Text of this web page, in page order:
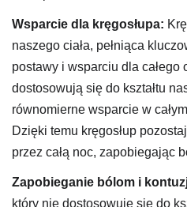
Wsparcie dla kręgosłupa:
naszego ciała, pełniąca
postawy i wsparciu dla całego
dostosowują się do kształtu
równomierne wsparcie w
Dzięki temu kręgosłup
przez całą noc, zapobiegając
Zapobieganie bólom i
który nie dostosowuje się do